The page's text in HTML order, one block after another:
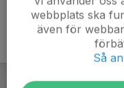
webbplats ska
även för
Så